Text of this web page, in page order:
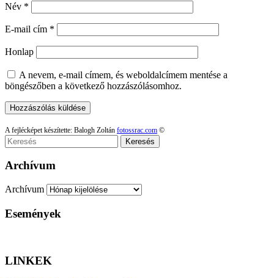
Név *
E-mail cím *
Honlap
A nevem, e-mail címem, és weboldalcímem mentése a
böngészőben a következő hozzászólásomhoz.
A fejlécképet készítette: Balogh Zoltán fotossrac.com ©
Keresés
Archívum
Archívum
Események
LINKEK